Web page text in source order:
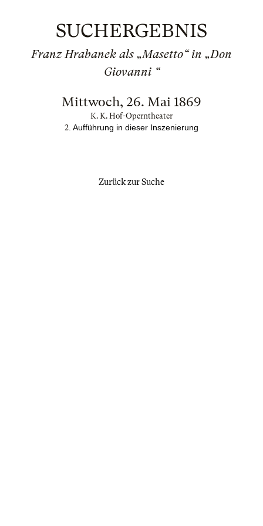
SUCHERGEBNIS
Franz Hrabanek als „Masetto“ in „Don
Giovanni “
Mittwoch, 26. Mai 1869
K. K. Hof-Operntheater
2 . Aufführung in dieser Inszenierung
Zurück zur Suche